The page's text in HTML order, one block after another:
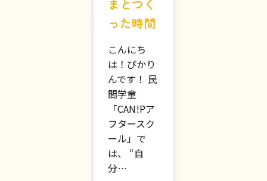
はじめ
者の皆さ
まとつく
った時間
こんにち
は！ぴかり
んです！ 民
間学童